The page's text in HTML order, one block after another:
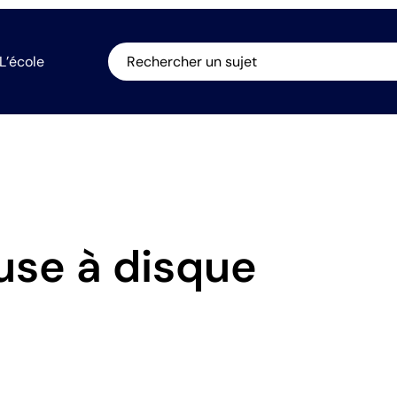
L’école Rechercher un sujet
à disque